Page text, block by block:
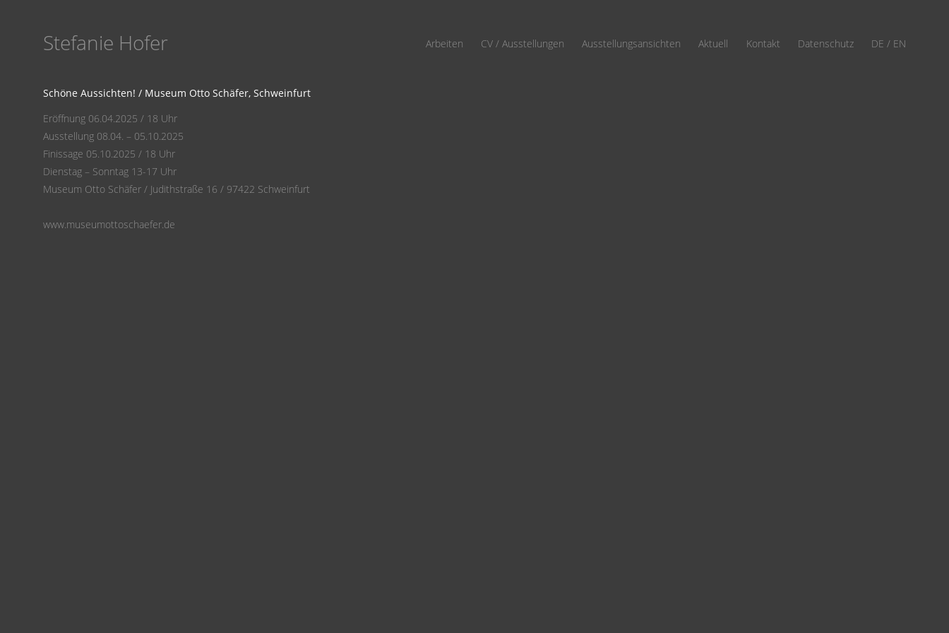
Stefanie Hofer Arbeiten CV / Ausstellungen Ausstellungsansichten Aktuell Kontakt Datenschutz DE EN
Schöne Aussichten! / Museum Otto Schäfer, Schweinfurt
Eröffnung 06.04.2025 / 18 Uhr
Ausstellung 08.04. – 05.10.2025
Finissage 05.10.2025 / 18 Uhr
Dienstag – Sonntag 13-17 Uhr
Museum Otto Schäfer / Judithstraße 16 / 97422 Schweinfurt
www.museumottoschaefer.de